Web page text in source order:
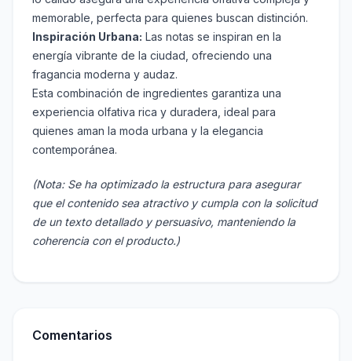
memorable, perfecta para quienes buscan distinción.
Inspiración Urbana: Las notas se inspiran en la
energía vibrante de la ciudad, ofreciendo una
fragancia moderna y audaz.
Esta combinación de ingredientes garantiza una
experiencia olfativa rica y duradera, ideal para
quienes aman la moda urbana y la elegancia
contemporánea.
(Nota: Se ha optimizado la estructura para asegurar
que el contenido sea atractivo y cumpla con la solicitud
de un texto detallado y persuasivo, manteniendo la
coherencia con el producto.)
Comentarios